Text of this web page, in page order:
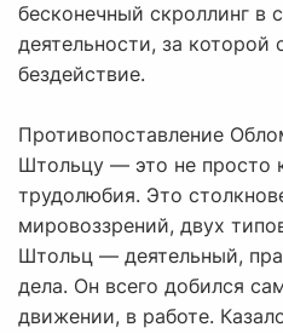
бесконечный скроллинг в
деятельности, за
бездействие.
Противопоставление
Штольцу — это не просто
трудолюбия. Это
мировоззрений, двух
Штольц — деятельный,
дела. Он всего добился
движении, в работе.